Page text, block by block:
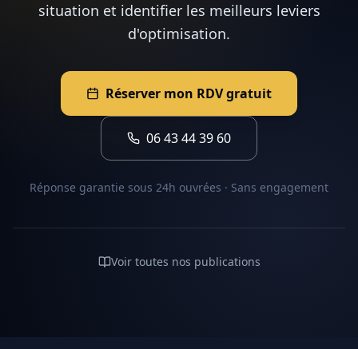
situation et identifier les meilleurs leviers
d'optimisation.
Réserver mon RDV gratuit
06 43 44 39 60
Réponse garantie sous 24h ouvrées · Sans engagement
Voir toutes nos publications